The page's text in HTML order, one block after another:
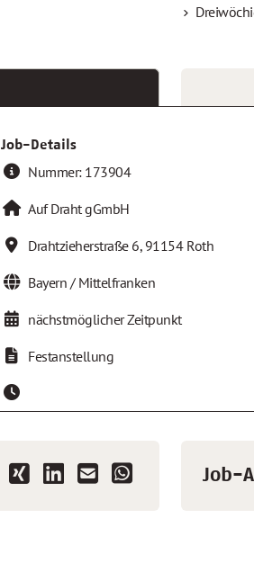
Job-Details
Nummer: 173904
Auf Draht gGmbH
Drahtzieherstraße 6,91154 Roth
Bayern / Mittelfranken
nächstmöglicher Zeitpunkt
Festanstellung
Job-